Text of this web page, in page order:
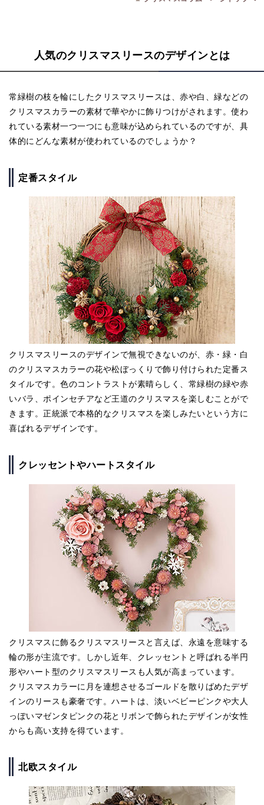
人気のクリスマスリースのデザインとは
常緑樹の枝を輪にしたクリスマスリースは、赤や白、緑などの
クリスマスカラーの素材で華やかに飾りつけがされます。使わ
れている素材一つ一つにも意味が込められているのですが、具
体的にどんな素材が使われているのでしょうか？
定番スタイル
クリスマスリースのデザインで無視できないのが、赤・緑・白
のクリスマスカラーの花や松ぼっくりで飾り付けられた定番ス
タイルです。色のコントラストが素晴らしく、常緑樹の緑や赤
いバラ、ポインセチアなど王道のクリスマスを楽しむことがで
きます。正統派で本格的なクリスマスを楽しみたいという方に
喜ばれるデザインです。
クレッセントやハートスタイル
クリスマスに飾るクリスマスリースと言えば、永遠を意味する
輪の形が主流です。しかし近年、クレッセントと呼ばれる半円
形やハート型のクリスマスリースも人気が高まっています。
クリスマスカラーに月を連想させるゴールドを散りばめたデザ
インのリースも豪奢です。ハートは、淡いベビーピンクや大人
っぽいマゼンタピンクの花とリボンで飾られたデザインが女性
からも高い支持を得ています。
北欧スタイル